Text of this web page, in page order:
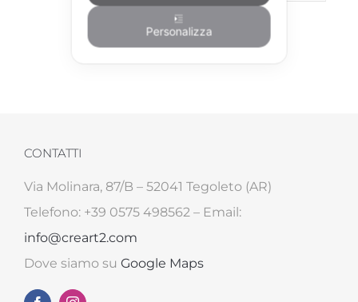
CONTATTI
Via Molinara, 87/B – 52041 Tegoleto (AR)
Telefono: +39 0575 498562 – Email:
info@creart2.com
Dove siamo su Google Maps
Personalizza